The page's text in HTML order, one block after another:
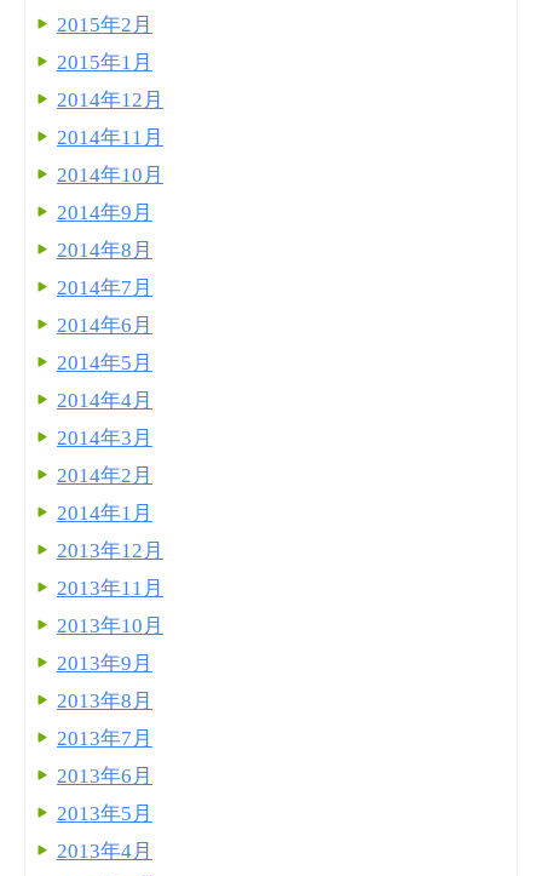
2015年2月
2015年1月
2014年12月
2014年11月
2014年10月
2014年9月
2014年8月
2014年7月
2014年6月
2014年5月
2014年4月
2014年3月
2014年2月
2014年1月
2013年12月
2013年11月
2013年10月
2013年9月
2013年8月
2013年7月
2013年6月
2013年5月
2013年4月